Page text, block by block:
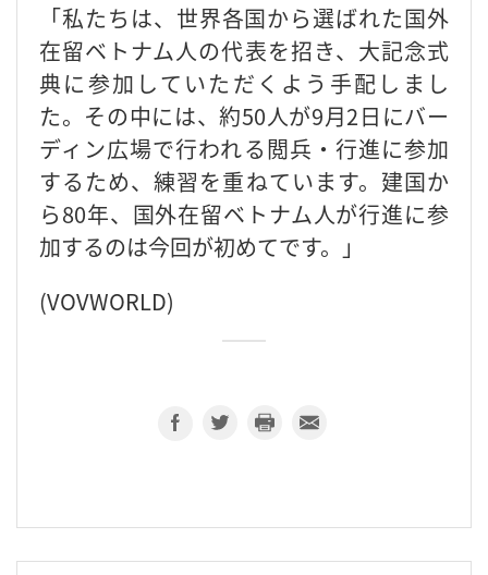
「私たちは、世界各国から選ばれた国外
在留ベトナム人の代表を招き、大記念式
典に参加していただくよう手配しまし
た。その中には、約50人が9月2日にバー
ディン広場で行われる閲兵・行進に参加
するため、練習を重ねています。建国か
ら80年、国外在留ベトナム人が行進に参
加するのは今回が初めてです。」
(VOVWORLD)